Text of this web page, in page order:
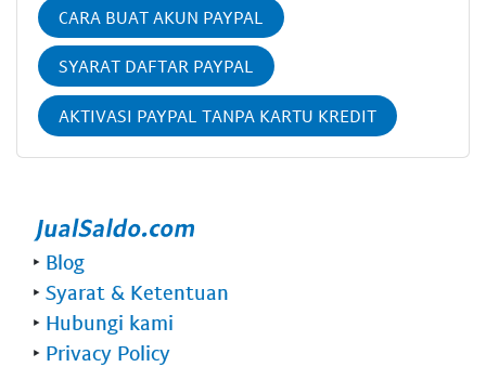
CARA BUAT AKUN PAYPAL
SYARAT DAFTAR PAYPAL
AKTIVASI PAYPAL TANPA KARTU KREDIT
‣ Blog
‣ Syarat & Ketentuan
‣ Hubungi kami
‣ Privacy Policy